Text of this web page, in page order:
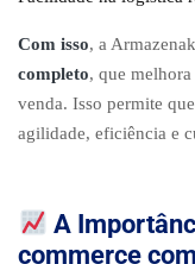
Com isso, a
completo, que
venda. Isso permite
agilidade, eficiência e
A
commerce